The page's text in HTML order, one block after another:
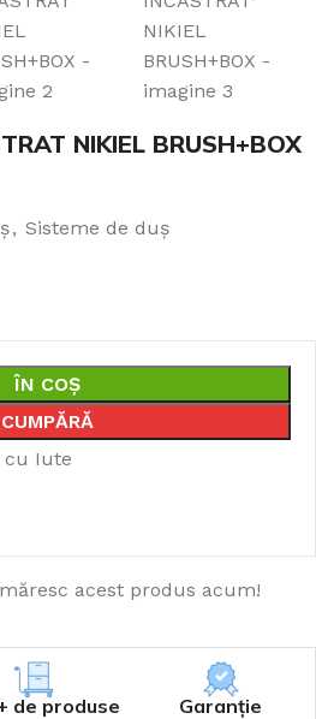
NIKIEL BRUSH+BOX
, Sisteme de duș
ÎN COȘ
CUMPĂRĂ
Iute
acest produs acum!
de produse Garanție